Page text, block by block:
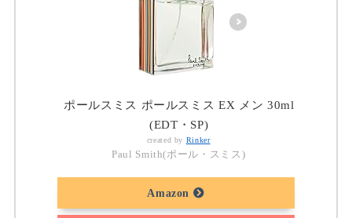
ポールスミス ポールスミス EX メン 30ml
(EDT・SP)
created by Rinker
Paul Smith(ポール・スミス)
Amazon